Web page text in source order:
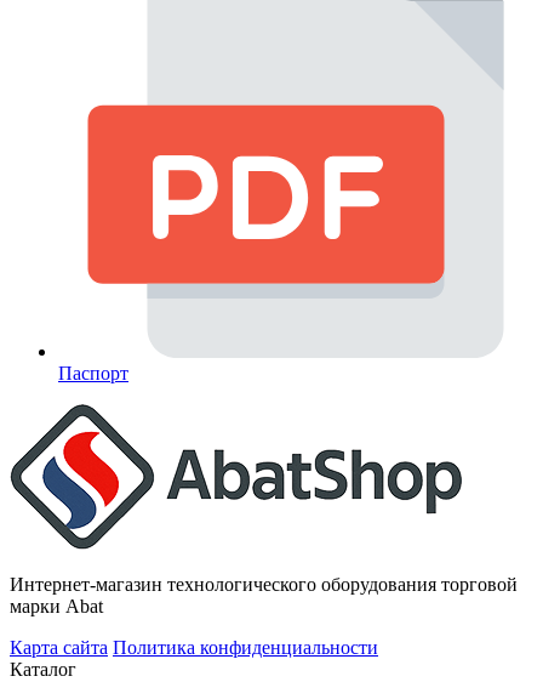
Паспорт
Интернет-магазин технологического оборудования торговой
марки Abat
Карта сайта Политика конфиденциальности
Каталог